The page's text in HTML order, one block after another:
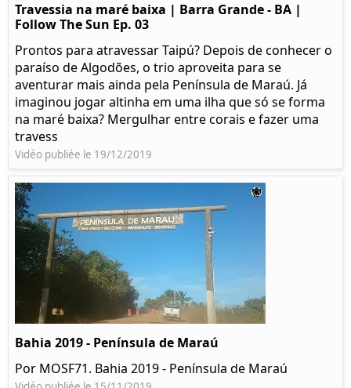
Travessia na maré baixa | Barra Grande - BA |
Follow The Sun Ep. 03
Prontos para atravessar Taipú? Depois de conhecer o
paraíso de Algodões, o trio aproveita para se
aventurar mais ainda pela Península de Maraú. Já
imaginou jogar altinha em uma ilha que só se forma
na maré baixa? Mergulhar entre corais e fazer uma
travess
Vidéo publiée le 19/12/2019
Bahia 2019 - Península de Maraú
Por MOSF71. Bahia 2019 - Península de Maraú